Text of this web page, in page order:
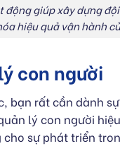
giúp xây dựng
hiệu quả vận hành
con người
bạn rất cần dành
lý con người
sự phát triển